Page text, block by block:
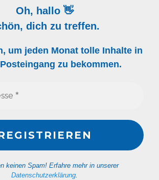
Oh, hallo 👋
dich zu treffen.
um jeden Monat tolle Inhalte in
zu bekommen.
keinen Spam! Erfahre mehr in unserer
Datenschutzerklärung.